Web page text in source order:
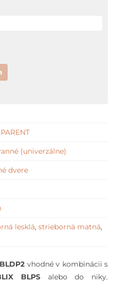
(univerzálne)
dvere
lesklá, strieborná matná,
vhodné v kombinácii s
BLPS alebo do niky.